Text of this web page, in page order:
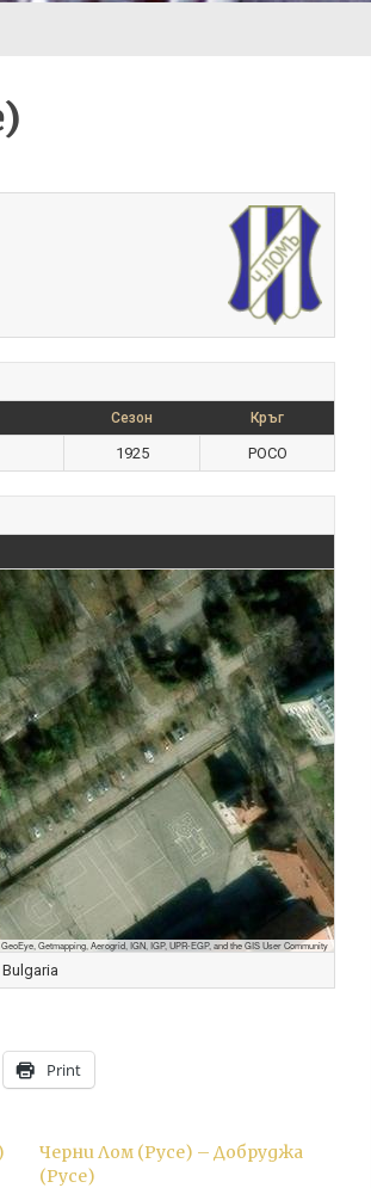
Сезон Кръг
1925 РОСО
Getmapping, Aerogrid, IGN, IGP, UPR-EGP, and the GIS User Community
Print
Черни Лом (Русе) – Добруджа
(Русе)